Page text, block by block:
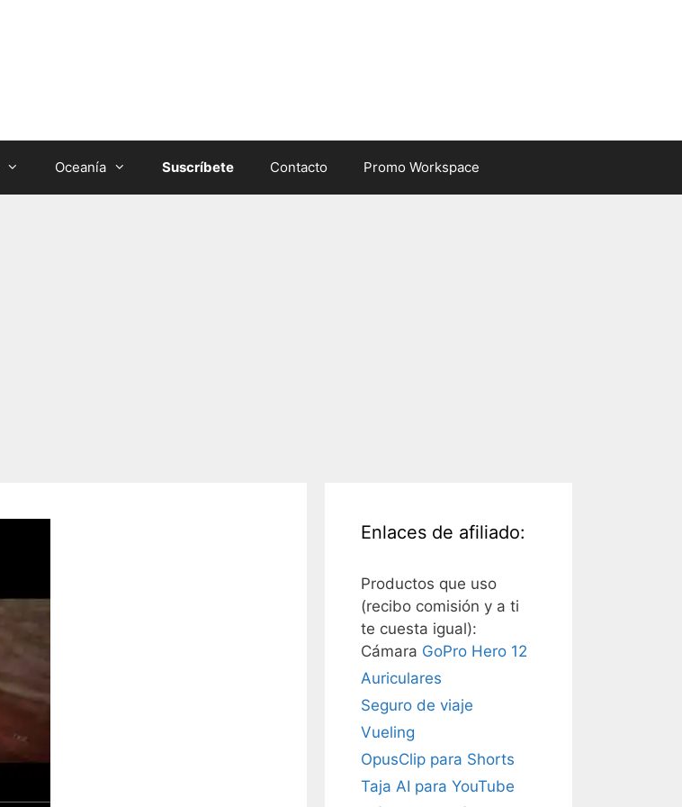
Oceanía Suscríbete Contacto Promo Workspace
Enlaces de afiliado:
Productos que uso
(recibo comisión y a ti
te cuesta igual):
Cámara GoPro Hero 12
Auriculares
Seguro de viaje
Vueling
OpusClip para Shorts
Taja AI para YouTube